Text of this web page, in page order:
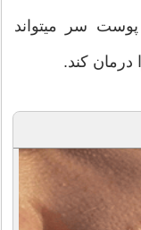
سر میتواند
کند.